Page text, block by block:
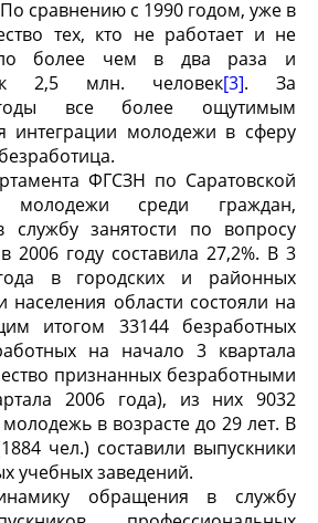
сравнению с 1990 годом, уже в
тех, кто не работает и не
более чем в два раза и
к 2,5 млн. человек[3]. За
все более ощутимым
интеграции молодежи в сферу
ФГСЗН по Саратовской
молодежи среди граждан,
занятости по вопросу
2006 году составила 27,2%. В 3
в городских и районных
населения области состояли на
итогом 33144 безработных
на начало 3 квартала
признанных безработными
2006 года), из них 9032
в возрасте до 29 лет. В
чел.) составили выпускники
учебных заведений.
обращения в службу